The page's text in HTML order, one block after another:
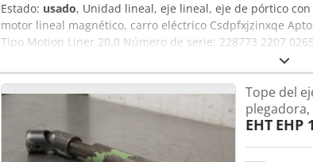
Estado: usado, Unidad lineal, eje lineal, eje de pórtico
motor lineal magnético, carro eléctrico Csdpfxjzinxqe
Tipo Motion Liner 20.0 Número de serie: 228773 2207
REXROTH N R160 520 431 PTS / FD274 / RO10 Longitud
base - longitud total: 3980 mm - Guía lineal estándar
- Perfil del cuerpo base de acero, 200 x 95 mm - Sistema
MK (longitud de medición 3440 mm) - Cuerpo base con
Dimensiones totales L x A x H: 3790 x 200 x aprox. 140
como nuevo, sin usar, procedente del almacén.
Tope del
EHT EHP